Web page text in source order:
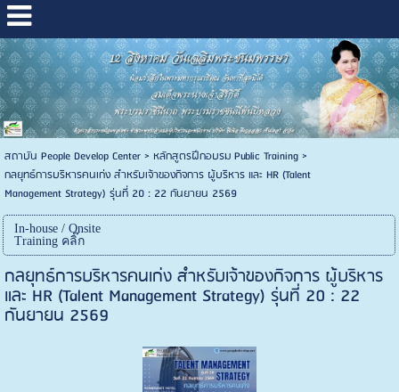
สถาบัน People Develop Center> หลักสูตรฝึกอบรม Public Training>
กลยุทธ์การบริหารคนเก่ง สำหรับเจ้าของกิจการ ผู้บริหาร และ HR (Talent
Management Strategy) รุ่นที่ 20 : 22 กันยายน 2569
In-house / Onsite
Training คลิ๊ก
กลยุทธ์การบริหารคนเก่ง สำหรับเจ้าของกิจการ ผู้บริหาร
และ HR (Talent Management Strategy) รุ่นที่ 20 : 22
กันยายน 2569